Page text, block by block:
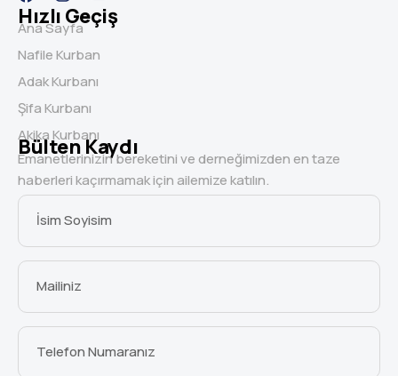
Hızlı Geçiş
Ana Sayfa
Nafile Kurban
Adak Kurbanı
Şifa Kurbanı
Akika Kurbanı
Bülten Kaydı
Emanetlerinizin bereketini ve derneğimizden en taze
haberleri kaçırmamak için ailemize katılın.